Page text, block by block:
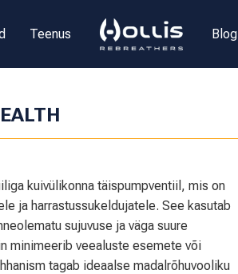
Teenus Blog
kuivülikonna täispumpventiil, mis on
ja harrastussukeldujatele. See kasutab
sujuvuse ja väga suure
minimeerib veealuste esemete või
tagab ideaalse madalrõhuvooliku